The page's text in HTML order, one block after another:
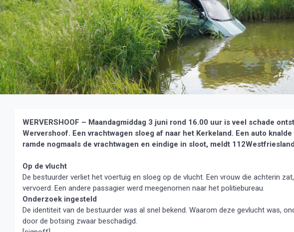
WERVERSHOOF – Maandagmiddag 3 juni rond 16.00 uur is veel schade
Wervershoof. Een vrachtwagen sloeg af naar het Kerkeland. Een auto
ramde nogmaals de vrachtwagen en eindige in sloot, meldt
Op de vlucht
De bestuurder verliet het voertuig en sloeg op de vlucht. Een vrouw die achterin
vervoerd. Een andere passagier werd meegenomen naar het politiebureau.
Onderzoek ingesteld
De identiteit van de bestuurder was al snel bekend. Waarom deze gevlucht was,
door de botsing zwaar beschadigd.